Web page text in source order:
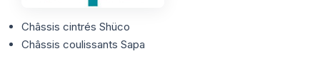
Châssis cintrés Shüco
Châssis coulissants Sapa